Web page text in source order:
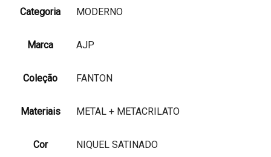
Categoria MODERNO
Marca AJP
Coleção FANTON
Materiais METAL + METACRILATO
Cor NIQUEL SATINADO